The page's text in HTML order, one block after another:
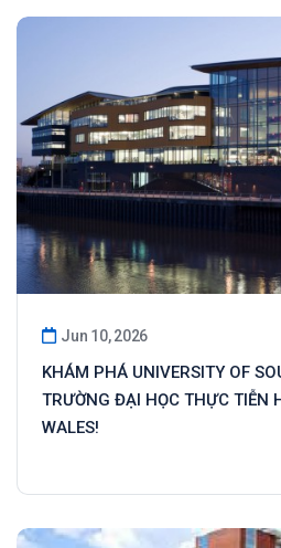
Jun 10, 2026
KHÁM PHÁ UNIVERSITY OF
TRƯỜNG ĐẠI HỌC THỰC TIỄN
WALES!